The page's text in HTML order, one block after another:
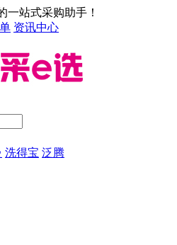
一站式采购助手！
资讯中心
洗得宝 泛腾